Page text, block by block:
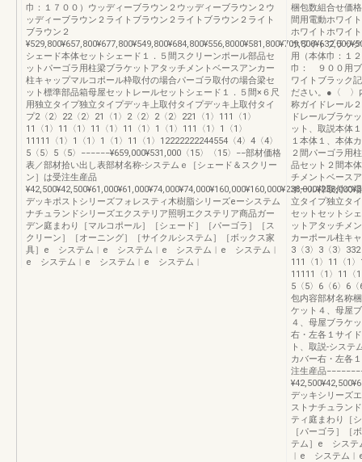
巾：１７００）ウッディーブラウン２ウッディーブラウン２ウ
ッディーブラウン２ライトブラウン２ライトブラウン２ライト
ブラウン２
シェード本体セットシェード１．５間スクリーンポール部品セ
ットパーゴラ用柱梁ブラケットアタッチメントベースアンカー
柱キャップマルコポール枠取付の場合パーゴラ取付の場合梁セ
ット標準部品箱母屋セットレールセットシェード１．５間×６尺
用独立タイプ独立タイプデッキ上取付タイプデッキ上取付タイ
プ2〈2〉22〈2〉21〈1〉2〈2〉2〈2〉221〈1〉111〈1〉
11〈1〉11〈1〉11〈1〉11〈1〉1〈1〉111〈1〉1〈1〉
11111〈1〉1〈1〉1〈1〉11〈1〉12222222244554〈4〉4〈4〉
5〈5〉5〈5〉−−−−−−¥659,000¥531,000〈15〉〈15〉−−部材価格
表／部材拾い出し表部材名称-システムｅ［シェード＆スクリー
ン］は受注生産品
デッキポストシリーズフォレスティ木樹脂シリーズeーシステム
ナチュランドシリーズエクステリア照明エクステリア商品ガー
デン庭まわり［マルコポール］［シェード］［パーゴラ］［ス
クリーン］［オーニング］［サイクルシステム］［ボックス家
具］e システム︱e システム︱e システム︱e システム︱
e システム︱e システム︱e システム︱
梱包数組合せ価
間用電動ホワイ
ホワイトホワイ
ホワイトブラッ
用（本体巾：１
巾： ９００用ブ
ワイトブラック
ださい。●〈 〉
称ガイドレール
ドレールブラケ
ット、取説本体
１本体１、本体
２間パーゴラ用
品セット２間本
チメントベース
ポール枠取付の
立タイプ独立タ
セットセットシ
ットアタッチメ
カーポール柱キ
3〈3〉3〈3〉
111〈1〉11〈1
11111〈1〉11〈
5〈5〉6〈6〉6
包内容部材名称
ケット４、母屋
４、母屋ブラケ
右・左各１サイ
ト、取説-システ
カバー右・左各
注生産品
デッキシリーズ
ストナチュラン
ティ庭まわり［
［パーゴラ］［
テム］e シス
︱e システム